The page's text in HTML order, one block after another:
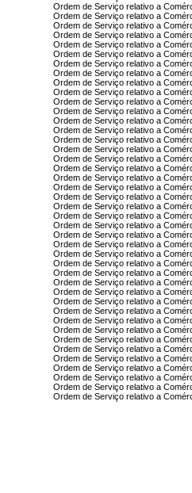
Ordem de Serviço relativo a
Ordem de Serviço relativo a
Ordem de Serviço relativo a
Ordem de Serviço relativo a
Ordem de Serviço relativo a
Ordem de Serviço relativo a
Ordem de Serviço relativo a
Ordem de Serviço relativo a
Ordem de Serviço relativo a
Ordem de Serviço relativo a
Ordem de Serviço relativo a
Ordem de Serviço relativo a
Ordem de Serviço relativo a
Ordem de Serviço relativo a
Ordem de Serviço relativo a
Ordem de Serviço relativo a
Ordem de Serviço relativo a
Ordem de Serviço relativo a
Ordem de Serviço relativo a
Ordem de Serviço relativo a
Ordem de Serviço relativo a
Ordem de Serviço relativo a
Ordem de Serviço relativo a
Ordem de Serviço relativo a
Ordem de Serviço relativo a
Ordem de Serviço relativo a
Ordem de Serviço relativo a
Ordem de Serviço relativo a
Ordem de Serviço relativo a
Ordem de Serviço relativo a
Ordem de Serviço relativo a
Ordem de Serviço relativo a
Ordem de Serviço relativo a
Ordem de Serviço relativo a
Ordem de Serviço relativo a
Ordem de Serviço relativo a
Ordem de Serviço relativo a
Ordem de Serviço relativo a
Ordem de Serviço relativo a
Ordem de Serviço relativo a
Ordem de Serviço relativo a
Ordem de Serviço relativo a